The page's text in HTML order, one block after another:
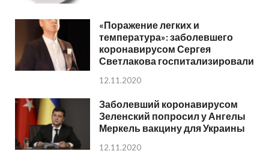
«Поражение легких и
температура»: заболевшего
коронавирусом Сергея
Светлакова госпитализировали
12.11.2020
Заболевший коронавирусом
Зеленский попросил у Ангелы
Меркель вакцину для Украины
12.11.2020